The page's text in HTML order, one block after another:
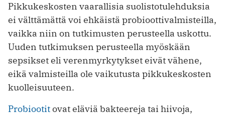
Pikkukeskosten vaarallisia suolistotulehduksia
ei välttämättä voi ehkäistä probioottivalmisteilla,
vaikka niin on tutkimusten perusteella uskottu.
Uuden tutkimuksen perusteella myöskään
sepsikset eli verenmyrkytykset eivät vähene,
eikä valmisteilla ole vaikutusta pikkukeskosten
kuolleisuuteen.
Probiootitovat eläviä bakteereja tai hiivoja,